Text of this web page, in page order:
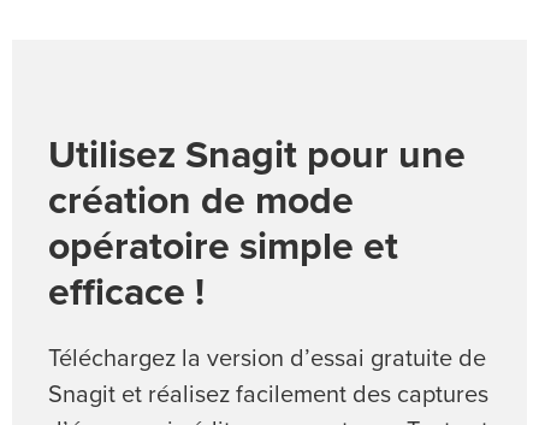
Utilisez Snagit pour une
création de mode
opératoire simple et
efficace !
Téléchargez la version d’essai gratuite de
Snagit et réalisez facilement des captures